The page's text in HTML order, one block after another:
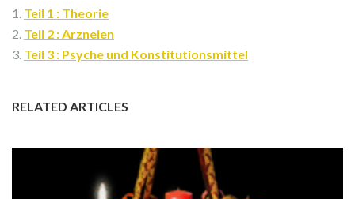
1. Teil 1 : Theorie
2. Teil 2 : Arzneien
3. Teil 3 : Psyche und Konstitutionsmittel
RELATED ARTICLES